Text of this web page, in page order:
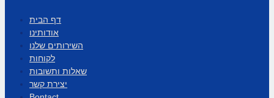
דף הבית
אודותינו
השירותים שלנו
לקוחות
שאלות ותשובות
יצירת קשר